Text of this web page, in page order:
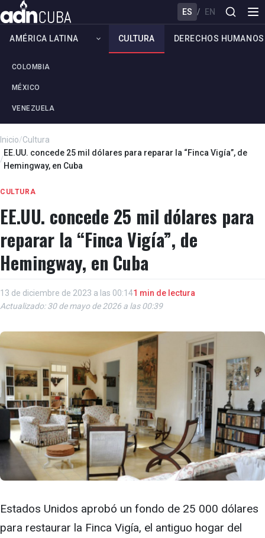
ES / EN
AMÉRICA LATINA
COLOMBIA
MÉXICO
VENEZUELA
CULTURA DERECHOS HUMANOS
Inicio/Cultura
/
EE.UU. concede 25 mil dólares para reparar la “Finca Vigía”, de
Hemingway, en Cuba
CULTURA
EE.UU. concede 25 mil dólares para
reparar la “Finca Vigía”, de
Hemingway, en Cuba
13 de diciembre de 2023 a las 00:141 min de lectura
Actualizado: 30 de mayo de 2026 a las 00:39
Estados Unidos aprobó un fondo de 25 000 dólares
para restaurar la Finca Vigía, el antiguo hogar del